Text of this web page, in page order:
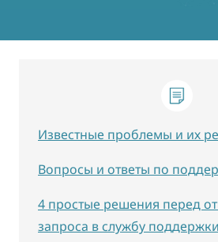
Известные проблемы и их
Вопросы и ответы по
4 простые решения перед
запроса в службу